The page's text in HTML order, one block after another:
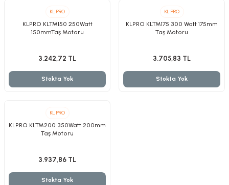
ve Bisiklet
KL PRO
KLPRO KLTM150 250Watt
150mmTaş Motoru
3.242,72 TL
Stokta Yok
KL PRO
KLPRO KLTM175 300 Watt 175mm
Taş Motoru
3.705,83 TL
Stokta Yok
KL PRO
KLPRO KLTM200 350Watt 200mm
Taş Motoru
3.937,86 TL
Stokta Yok